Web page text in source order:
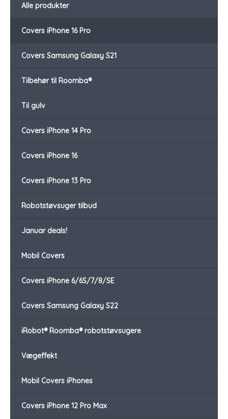
Alle produkter
Covers iPhone 16 Pro
Covers Samsung Galaxy S21
Tilbehør til Roomba®
Til gulv
Covers iPhone 14 Pro
Covers iPhone 16
Covers iPhone 13 Pro
Robotstøvsuger tilbud
Januar deals!
Mobil Covers
Covers iPhone 6/6S/7/8/SE
Covers Samsung Galaxy S22
iRobot® Roomba® robotstøvsugere
Vægeffekt
Mobil Covers iPhones
Covers iPhone 12 Pro Max